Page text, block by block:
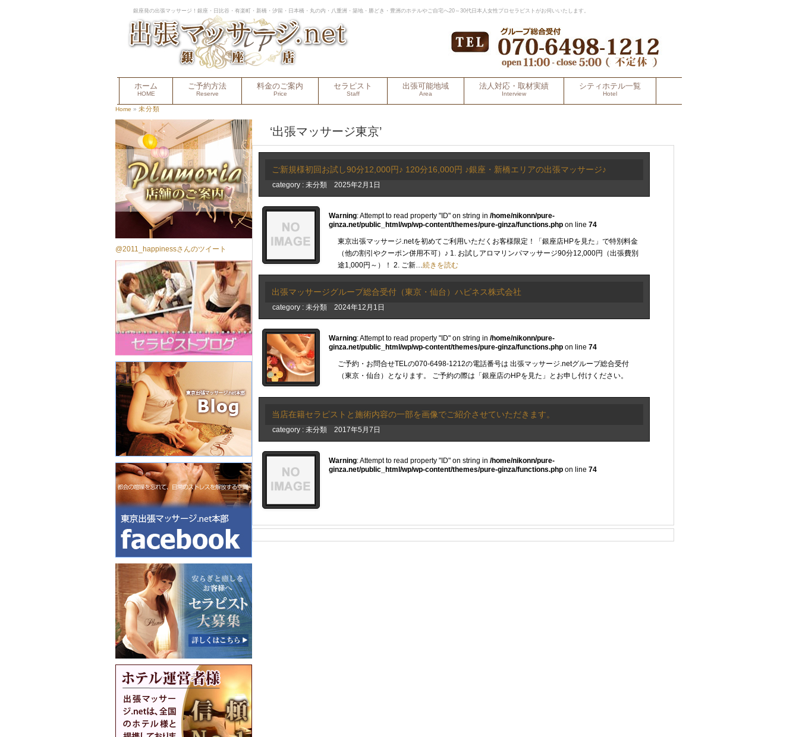
銀座発の出張マッサージ！銀座・日比谷・有楽町・新橋・汐留・日本橋・丸の内・八重洲・築地・勝どき・豊洲のホテルやご自宅へ20～30代日本人女性プロセラピストがお伺いいたします。
ホーム
HOME
ご予約方法
Reserve
料金のご案内
Price
セラピスト
Staff
出張可能地域
Area
法人対応・取材実績
Interview
シティホテル一覧
Hotel
Home » 未分類
‘出張マッサージ東京’
ご新規様初回お試し90分12,000円♪ 120分16,000円 ♪銀座・新橋エリアの出張マッサージ♪
category : 未分類 2025年2月1日
Warning: Attempt to read property "ID" on string in /home/nikonn/pure-
ginza.net/public_html/wp/wp-content/themes/pure-ginza/functions.php on line 74
東京出張マッサージ.netを初めてご利用いただくお客様限定！「銀座店HPを見た」で特別料金
（他の割引やクーポン併用不可）♪ 1. お試しアロマリンパマッサージ90分12,000円（出張費別
途1,000円～）！ 2. ご新…続きを読む
出張マッサージグループ総合受付（東京・仙台）ハピネス株式会社
category : 未分類 2024年12月1日
Warning: Attempt to read property "ID" on string in /home/nikonn/pure-
ginza.net/public_html/wp/wp-content/themes/pure-ginza/functions.php on line 74
ご予約・お問合せTELの070-6498-1212の電話番号は 出張マッサージ.netグループ総合受付
（東京・仙台）となります。 ご予約の際は「銀座店のHPを見た」とお申し付けください。
当店在籍セラピストと施術内容の一部を画像でご紹介させていただきます。
category : 未分類 2017年5月7日
Warning: Attempt to read property "ID" on string in /home/nikonn/pure-
ginza.net/public_html/wp/wp-content/themes/pure-ginza/functions.php on line 74
@2011_happinessさんのツイート